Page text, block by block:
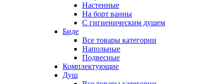
Настенные
На борт ванны
С гигиеническим душем
Биде
Все товары категории
Напольные
Подвесные
Комплектующие
Душ